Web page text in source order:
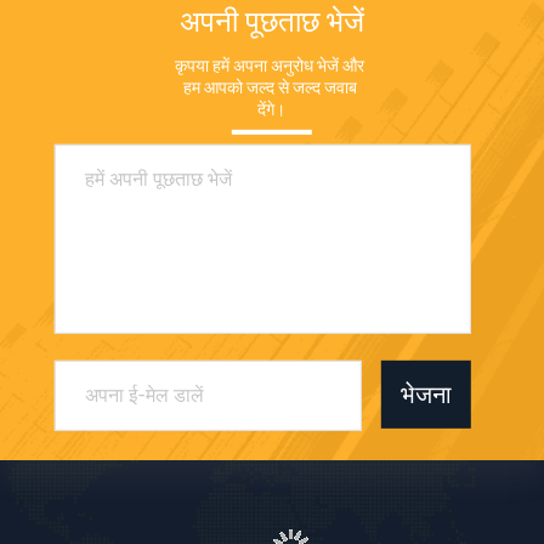
अपनी पूछताछ भेजें
कृपया हमें अपना अनुरोध भेजें और
हम आपको जल्द से जल्द जवाब
देंगे।
भेजना